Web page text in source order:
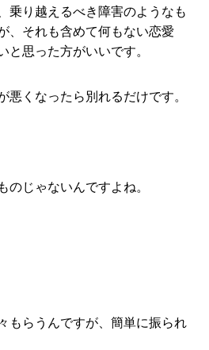
乗り越えるべき障害のようなも
、それも含めて何もない恋愛
と思った方がいいです。
悪くなったら別れるだけです。
のじゃないんですよね。
もらうんですが、簡単に振られ